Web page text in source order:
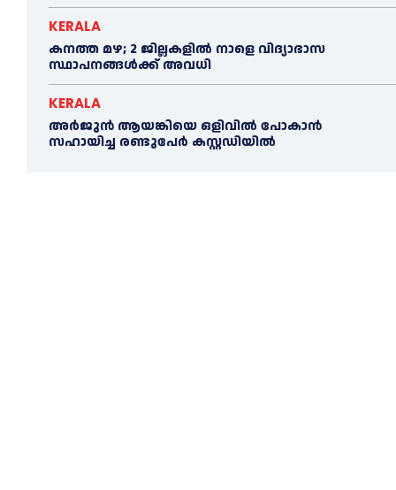
KERALA
കനത്ത മഴ; 2 ജില്ലകളില്‍ നാളെ വിദ്യാഭാസ
സ്ഥാപനങ്ങള്‍ക്ക് അവധി
KERALA
അര്‍ജുന്‍ ആയങ്കിയെ ഒളിവില്‍ പോകാന്‍
സഹായിച്ച രണ്ടുപേര്‍ കസ്റ്റഡിയില്‍